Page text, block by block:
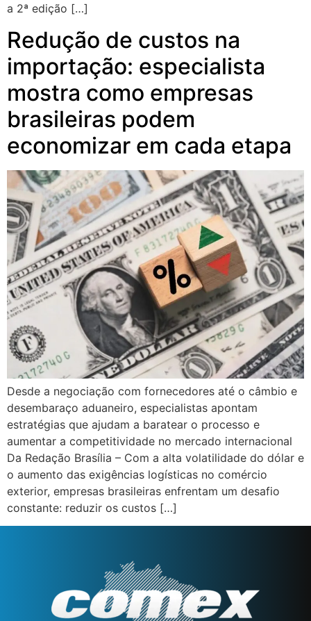
a 2ª edição […]
Redução de custos na
importação: especialista
mostra como empresas
brasileiras podem
economizar em cada etapa
Desde a negociação com fornecedores até o câmbio e
desembaraço aduaneiro, especialistas apontam
estratégias que ajudam a baratear o processo e
aumentar a competitividade no mercado internacional
Da Redação Brasília – Com a alta volatilidade do dólar e
o aumento das exigências logísticas no comércio
exterior, empresas brasileiras enfrentam um desafio
constante: reduzir os custos […]